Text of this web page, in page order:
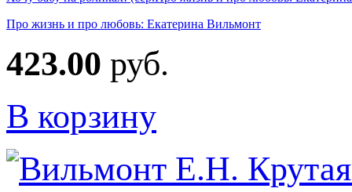
Про жизнь и про любовь: Екатерина Вильмонт
423.00 руб.
В корзину